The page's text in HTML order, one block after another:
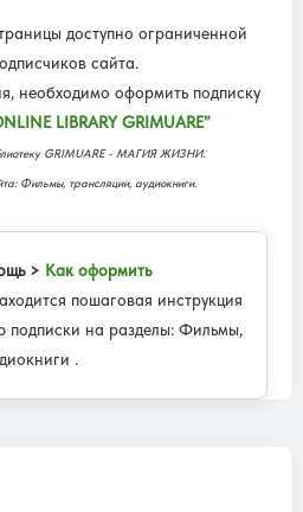
доступно ограниченной
сайта.
необходимо оформить подписку
LIBRARY GRIMUARE”
GRIMUARE - МАГИЯ ЖИЗНИ.
Фильмы, трансляции, аудиокниги.
> Как оформить
пошаговая инструкция
подписки на разделы: Фильмы,
.